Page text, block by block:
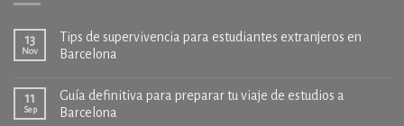
13
Nov
Tips de supervivencia para estudiantes extranjeros en
Barcelona
11
Sep
Guía definitiva para preparar tu viaje de estudios a
Barcelona